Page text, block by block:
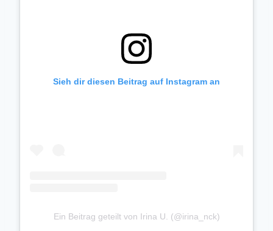
Sieh dir diesen Beitrag auf Instagram an
Ein Beitrag geteilt von Irina U. (@irina_nck)